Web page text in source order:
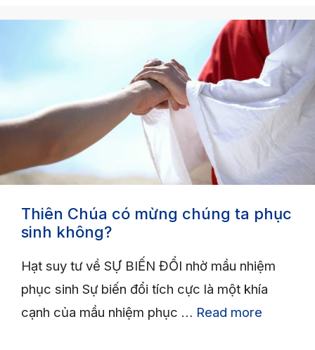
Thiên Chúa có mừng chúng ta phục
sinh không?
Hạt suy tư về SỰ BIẾN ĐỔI nhờ mầu nhiệm
phục sinh Sự biến đổi tích cực là một khía
cạnh của mầu nhiệm phục … Read more